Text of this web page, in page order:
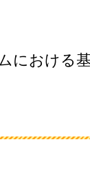
における